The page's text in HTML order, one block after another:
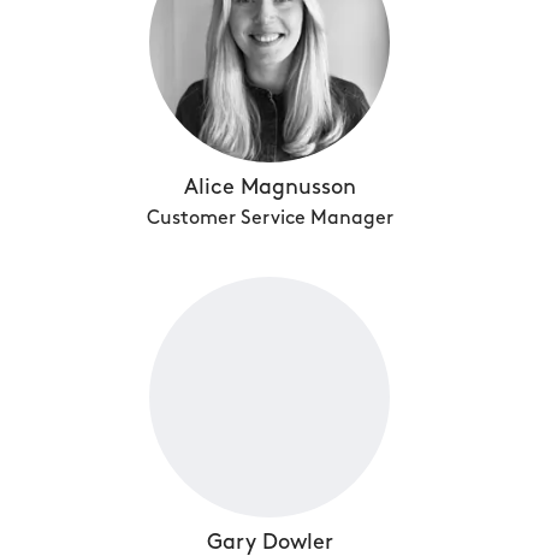
Alice Magnusson
Customer Service Manager
Gary Dowler